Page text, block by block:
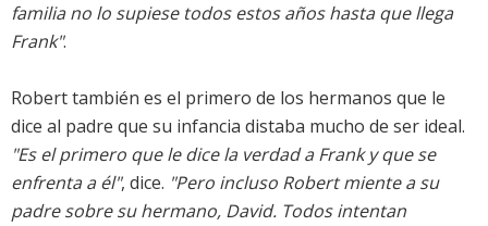
familia no lo supiese todos estos años hasta que llega
Frank".
Robert también es el primero de los hermanos que le
dice al padre que su infancia distaba mucho de ser ideal.
"Es el primero que le dice la verdad a Frank y que se
enfrenta a él", dice. "Pero incluso Robert miente a su
padre sobre su hermano, David. Todos intentan